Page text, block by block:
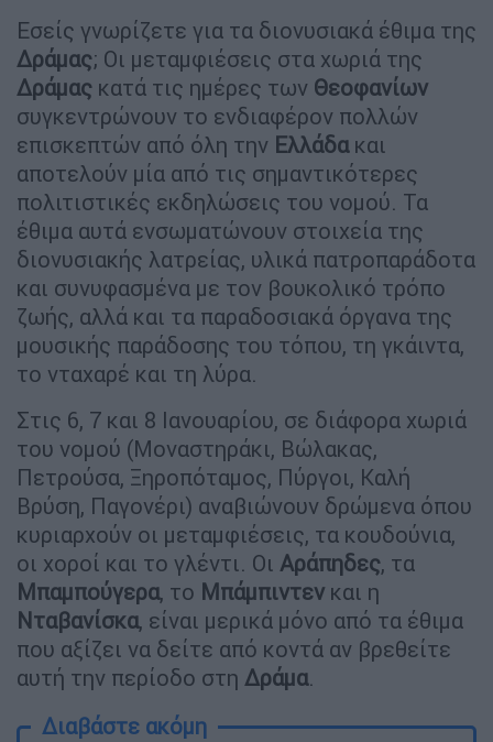
Εσείς γνωρίζετε για τα διονυσιακά έθιμα της
Δράμας; Οι μεταμφιέσεις στα χωριά της
Δράμας κατά τις ημέρες των Θεοφανίων
συγκεντρώνουν το ενδιαφέρον πολλών
επισκεπτών από όλη την Ελλάδακαι
αποτελούν μία από τις σημαντικότερες
πολιτιστικές εκδηλώσεις του νομού. Τα
έθιμα αυτά ενσωματώνουν στοιχεία της
διονυσιακής λατρείας, υλικά πατροπαράδοτα
και συνυφασμένα με τον βουκολικό τρόπο
ζωής, αλλά και τα παραδοσιακά όργανα της
μουσικής παράδοσης του τόπου, τη γκάιντα,
το νταχαρέ και τη λύρα.
Στις 6, 7 και 8 Ιανουαρίου, σε διάφορα χωριά
του νομού (Μοναστηράκι, Βώλακας,
Πετρούσα, Ξηροπόταμος, Πύργοι, Καλή
Βρύση, Παγονέρι) αναβιώνουν δρώμενα όπου
κυριαρχούν οι μεταμφιέσεις, τα κουδούνια,
οι χοροί και το γλέντι. Οι Αράπηδες, τα
Μπαμπούγερα, το Μπάμπιντεν και η
Νταβανίσκα, είναι μερικά μόνο από τα έθιμα
που αξίζει να δείτε από κοντά αν βρεθείτε
αυτή την περίοδο στη Δράμα.
Διαβάστε ακόμη